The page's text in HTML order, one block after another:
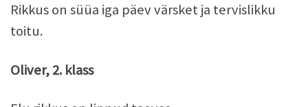
Rikkus on süüa iga päev värsket ja tervislikku
toitu.
Oliver, 2. klass